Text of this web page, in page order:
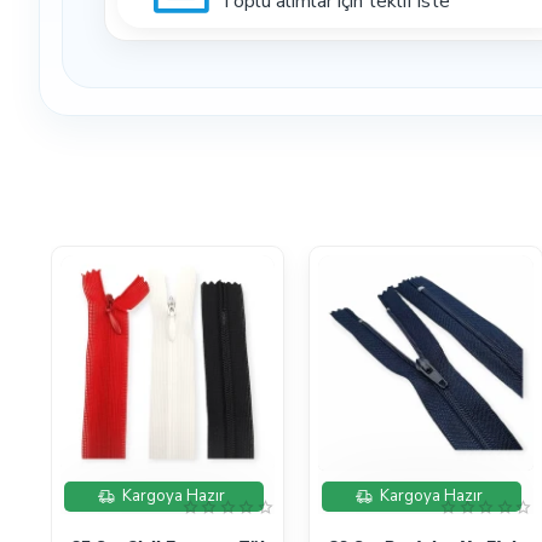
Kuşgözü Uygulaması İçin Önemli Not
uygulamasında delik açma işlemi için mevcut delme
Çanta aksesuarlarında doğru ürün ile doğru aparatın
kaybına neden olabilir. Bu set, temel ürünleri ve uyumlu
Kimler İçin Uygundur?
Küçük Çanta Yapım Seti; çanta yapımına yeni
uygundur. Büyük set kadar geniş içerik istemeyen
Ürününüzün Değerini Artırır
İndirimde
Kargoya Hazır İndirimde
Kargoya Hazır